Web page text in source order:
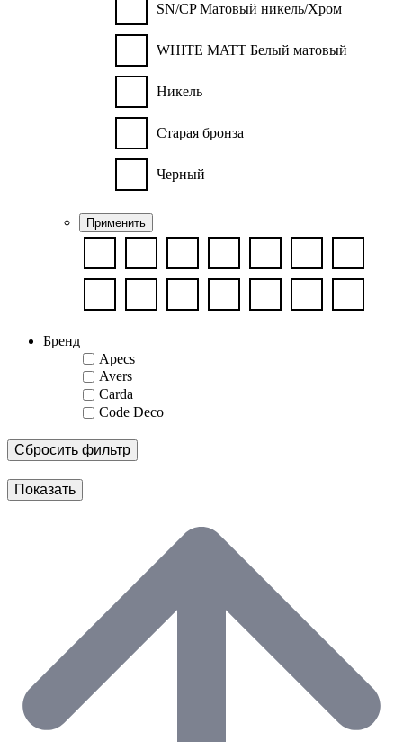
SN/CP Матовый никель/Хром
WHITE MATT Белый матовый
Никель
Старая бронза
Черный
Применить
Бренд
Apecs
Avers
Carda
Code Deco
Сбросить фильтр
Показать